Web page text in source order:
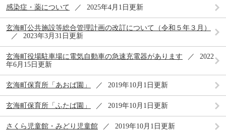
感染症・薬について 2025年4月1日更新
玄海町公共施設等総合管理計画の改訂について（令和５年３月）
2023年3月31日更新
玄海町役場駐車場に電気自動車の急速充電器があります
2022
年6月15日更新
玄海町保育所「あおば園」 2019年10月1日更新
玄海町保育所「ふたば園」 2019年10月1日更新
さくら児童館・みどり児童館 2019年10月1日更新